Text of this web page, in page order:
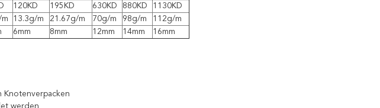
120KD 195KD 630KD 880KD
1130KD
13.3g/m 21.67g/m 70g/m 98g/m
112g/m
6mm 8mm 12mm 14mm 16mm
Knotenverpacken
werden